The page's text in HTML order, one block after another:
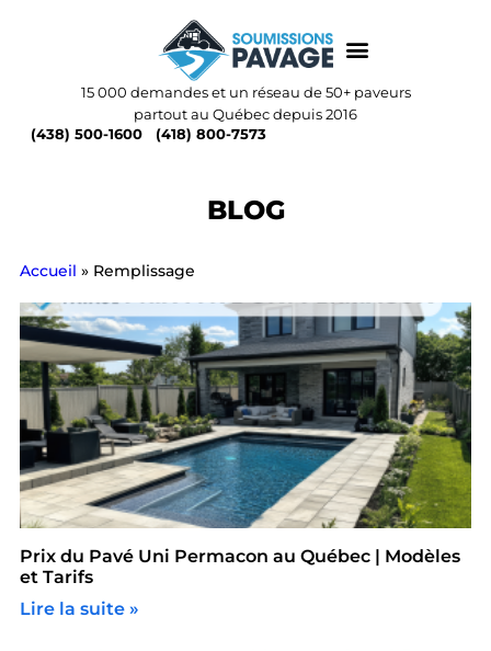
15 000 demandes et un réseau de 50+ paveurs
partout au Québec depuis 2016
(438) 500-1600
(418) 800-7573
BLOG
Accueil » Remplissage
Prix du Pavé Uni Permacon au Québec | Modèles
et Tarifs
Lire la suite »